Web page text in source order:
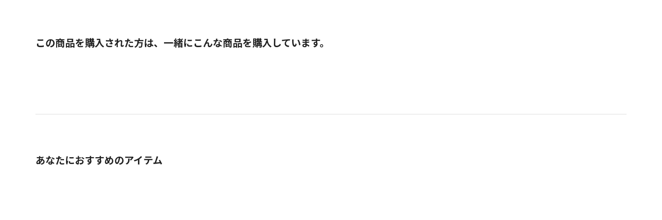
この商品を購入された方は、一緒にこんな商品を購入しています。
あなたにおすすめのアイテム